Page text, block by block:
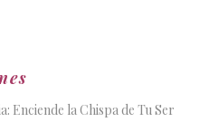
Enciende la Chispa de Tu Ser